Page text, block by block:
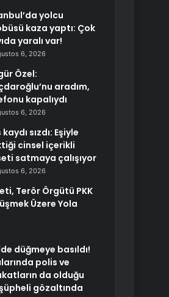
yolcu
kaza yaptı: Çok
yaralı var!
6, 2026
Özel:
aradım,
kapalıydı
6, 2026
kaydı sızdı: Eşiyle
cinsel içerikli
satmaya çalışıyor
6, 2026
Terör Örgütü PKK
Üzere Yola
düğmeye basıldı!
polis ve
da olduğu
gözaltında